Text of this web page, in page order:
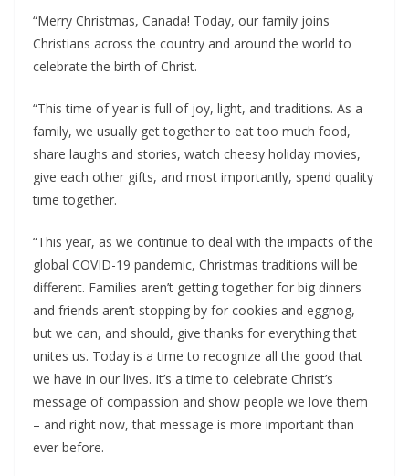
“Merry Christmas, Canada! Today, our family joins
Christians across the country and around the world to
celebrate the birth of Christ.
“This time of year is full of joy, light, and traditions. As a
family, we usually get together to eat too much food,
share laughs and stories, watch cheesy holiday movies,
give each other gifts, and most importantly, spend quality
time together.
“This year, as we continue to deal with the impacts of the
global COVID-19 pandemic, Christmas traditions will be
different. Families aren’t getting together for big dinners
and friends aren’t stopping by for cookies and eggnog,
but we can, and should, give thanks for everything that
unites us. Today is a time to recognize all the good that
we have in our lives. It’s a time to celebrate Christ’s
message of compassion and show people we love them
– and right now, that message is more important than
ever before.